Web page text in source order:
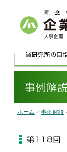
ホーム > 事例解説